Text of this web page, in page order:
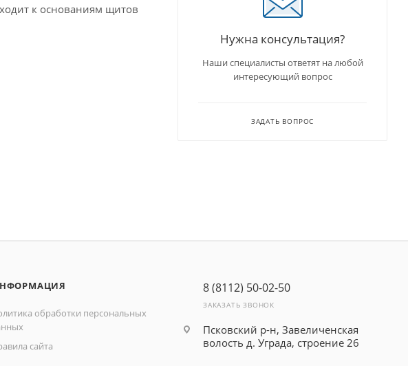
к основаниям щитов
Нужна консультация?
Наши специалисты ответят на любой
интересующий вопрос
ЗАДАТЬ ВОПРОС
обработки персональных
сайта
8 (8112) 50-02-50
ЗАКАЗАТЬ ЗВОНОК
Псковский р-н, Завеличенская
волость д. Уграда, строение 26